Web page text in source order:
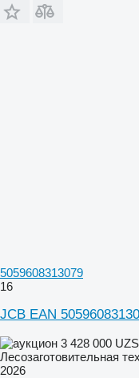
5059608313079
16
JCB EAN
3 428 000 UZS
Лесозаготовительная
2026